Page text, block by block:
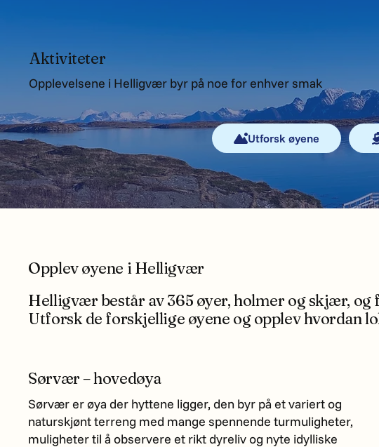
Sørvær – hovedøya
Sørvær er øya der hyttene ligger, den byr på et variert og
naturskjønt terreng med mange spennende turmuligheter,
muligheter til å observere et rikt dyreliv og nyte idylliske
Opplev øyene i Helligvær
Helligvær består av 365 øyer, holmer og skjær, og
Utforsk de forskjellige øyene og opplev hvordan
Aktiviteter
Opplevelsene i Helligvær byr på noe for enhver smak
Utforsk øyene